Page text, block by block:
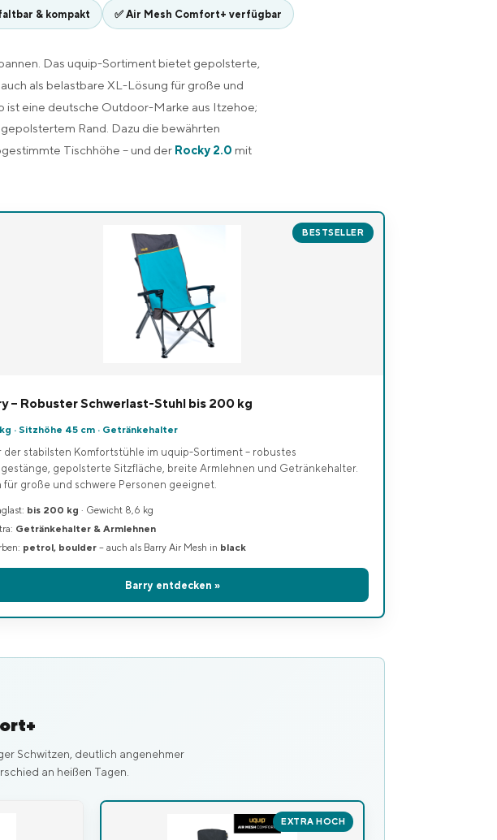
& kompakt ✅ Air Mesh Comfort+ verfügbar
Das uquip-Sortiment bietet gepolsterte,
als belastbare XL-Lösung für große und
ist eine deutsche Outdoor-Marke aus Itzehoe;
Rand. Dazu die bewährten
Tischhöhe – und der Rocky 2.0 mit
BESTSELLER
– Robuster Schwerlast-Stuhl bis 200 kg
· Sitzhöhe 45 cm · Getränkehalter
der stabilsten Komfortstühle im uquip-Sortiment – robustes
gepolsterte Sitzfläche, breite Armlehnen und Getränkehalter.
für große und schwere Personen geeignet.
bis 200 kg · Gewicht 8,6 kg
Getränkehalter & Armlehnen
petrol, boulder – auch als Barry Air Mesh in black
Barry entdecken »
Schwitzen, deutlich angenehmer
an heißen Tagen.
EXTRA HOCH